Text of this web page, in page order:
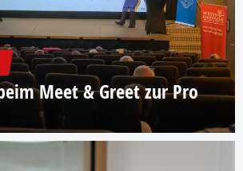
Meet & Greet zur Pro